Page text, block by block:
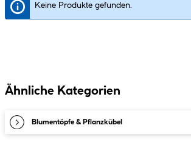
Keine Produkte gefunden.
Ähnliche Kategorien
Blumentöpfe & Pflanzkübel